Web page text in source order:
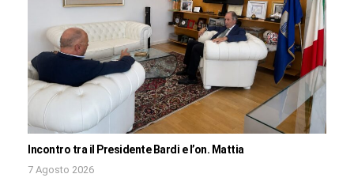
Incontro tra il Presidente Bardi e l’on. Mattia
7 Agosto 2026